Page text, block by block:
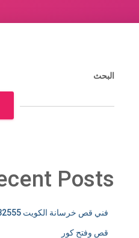
البحث
Posts
قص وفتح كور